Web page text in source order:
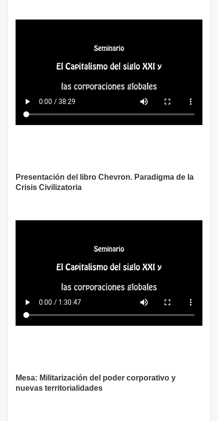
Presentación del libro Chevron. Paradigma de la
Crisis Civilizatoria
Mesa: Militarización del poder corporativo y
nuevas territorialidades